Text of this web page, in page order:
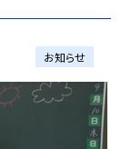
お知らせ